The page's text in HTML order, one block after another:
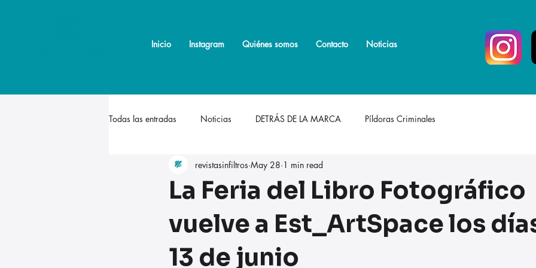
Inicio Instagram Quiénes somos Más
Inicio Instagram Quiénes somos Contacto Noticias
Todas las entradas Noticias DETRÁS DE LA MARCA Píldoras Criminales
La Feria del Libro Fotográfico
vuelve a Est_ArtSpace los
13 de junio
revistasinfiltros May 28 1 min read